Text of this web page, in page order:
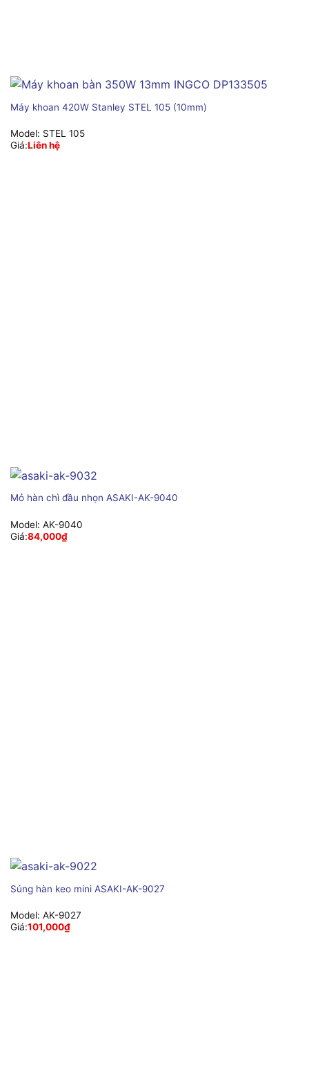
Máy khoan 420W Stanley STEL 105 (10mm)
Model: STEL 105
Giá:Liên hệ
Mỏ hàn chì đầu nhọn ASAKI-AK-9040
Model: AK-9040
Giá:84,000₫
Súng hàn keo mini ASAKI-AK-9027
Model: AK-9027
Giá:101,000₫